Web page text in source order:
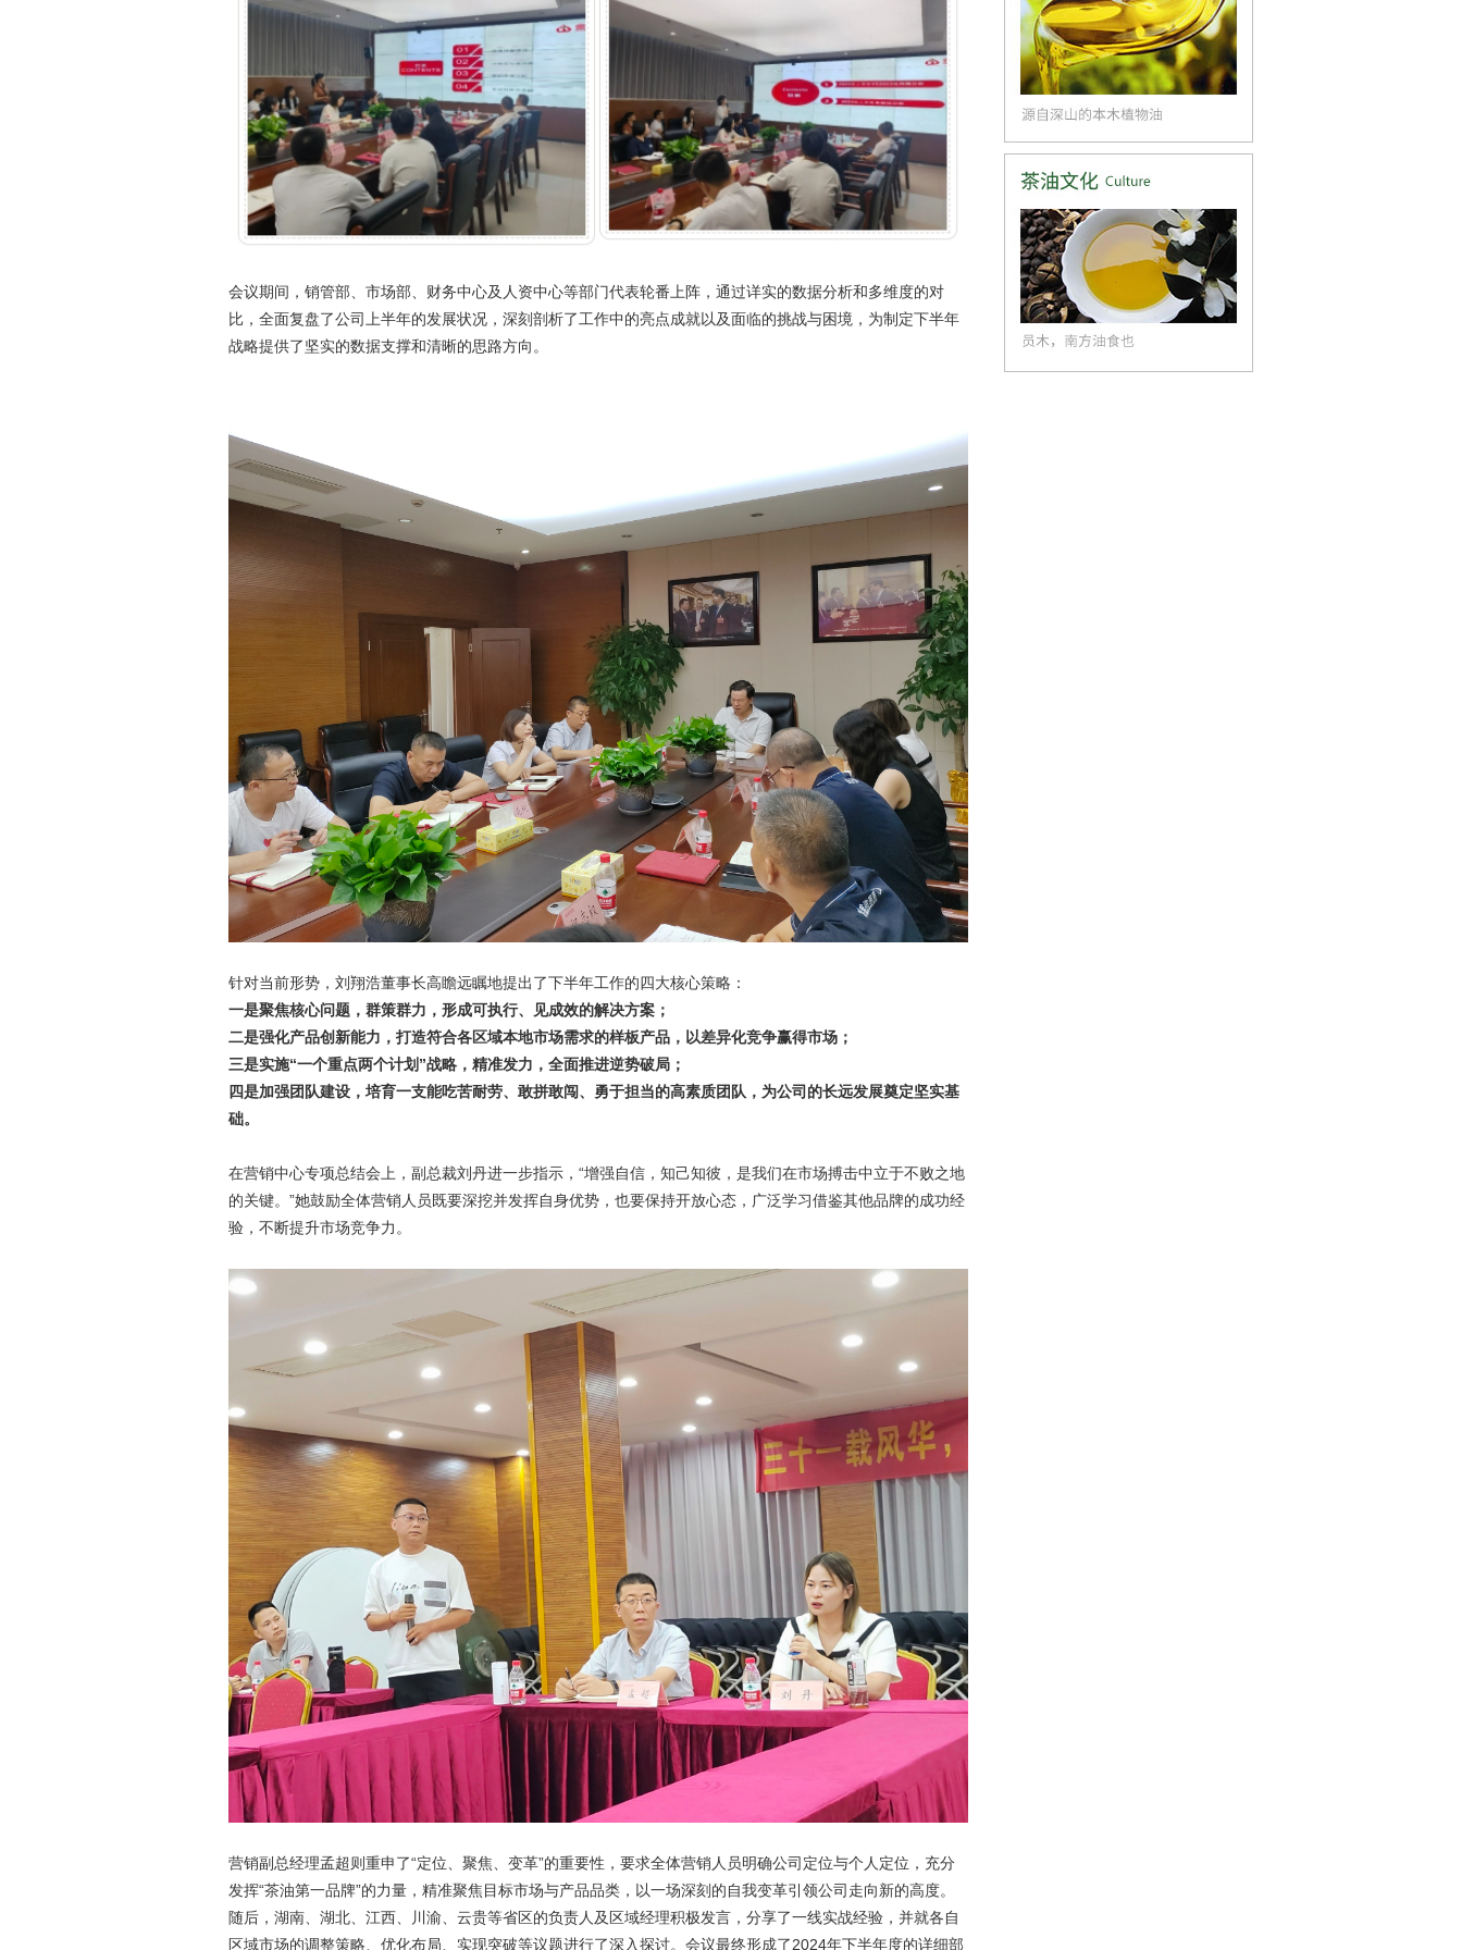
会议期间，销管部、市场部、财务中心及人资中心等部门代表轮番上阵，通过详实的数据分析和多维度的对
比，全面复盘了公司上半年的发展状况，深刻剖析了工作中的亮点成就以及面临的挑战与困境，为制定下半年
战略提供了坚实的数据支撑和清晰的思路方向。
针对当前形势，刘翔浩董事长高瞻远瞩地提出了下半年工作的四大核心策略：
一是聚焦核心问题，群策群力，形成可执行、见成效的解决方案；
二是强化产品创新能力，打造符合各区域本地市场需求的样板产品，以差异化竞争赢得市场；
三是实施“一个重点两个计划”战略，精准发力，全面推进逆势破局；
四是加强团队建设，培育一支能吃苦耐劳、敢拼敢闯、勇于担当的高素质团队，为公司的长远发展奠定坚实基
础。
在营销中心专项总结会上，副总裁刘丹进一步指示，“增强自信，知己知彼，是我们在市场搏击中立于不败之地
的关键。”她鼓励全体营销人员既要深挖并发挥自身优势，也要保持开放心态，广泛学习借鉴其他品牌的成功经
验，不断提升市场竞争力。
营销副总经理孟超则重申了“定位、聚焦、变革”的重要性，要求全体营销人员明确公司定位与个人定位，充分
发挥“茶油第一品牌”的力量，精准聚焦目标市场与产品品类，以一场深刻的自我变革引领公司走向新的高度。
随后，湖南、湖北、江西、川渝、云贵等省区的负责人及区域经理积极发言，分享了一线实战经验，并就各自
区域市场的调整策略、优化布局、实现突破等议题进行了深入探讨。会议最终形成了2024年下半年度的详细部